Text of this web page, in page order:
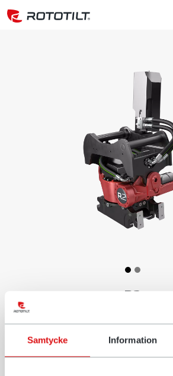
Samtycke Information
R2